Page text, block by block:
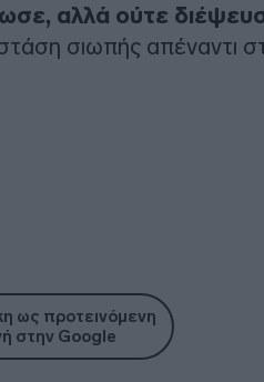
αλλά ούτε
σιωπής απέναντι
ως προτεινόμενη
στην Google